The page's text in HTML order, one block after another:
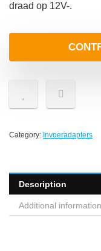
draad op 12V-.
Category: Invoeradapters
Description
Additional information